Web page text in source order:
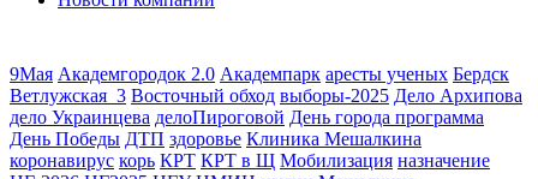
9Мая Академгородок 2.0 Академпарк аресты ученых Бердск
Ветлужская_3 Восточный обход выборы-2025 Дело Архипова
дело Украинцева делоПироговой День города программа
День Победы ДТП здоровье Клиника Мешалкина
коронавирус корь КРТ КРТ в Щ Мобилизация назначение